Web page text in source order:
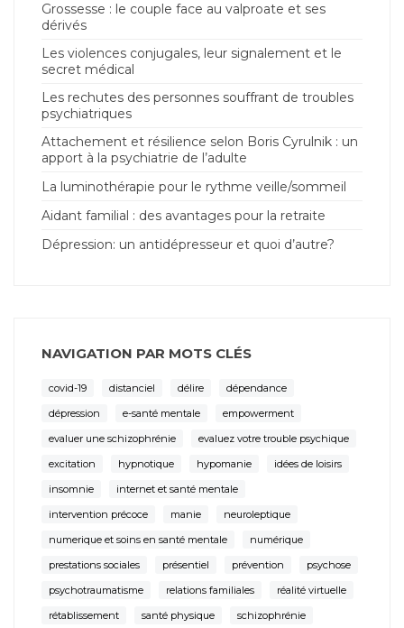
Grossesse : le couple face au valproate et ses
dérivés
Les violences conjugales, leur signalement et le
secret médical
Les rechutes des personnes souffrant de troubles
psychiatriques
Attachement et résilience selon Boris Cyrulnik : un
apport à la psychiatrie de l’adulte
La luminothérapie pour le rythme veille/sommeil
Aidant familial : des avantages pour la retraite
Dépression: un antidépresseur et quoi d’autre?
NAVIGATION PAR MOTS CLÉS
covid-19 distanciel délire
dépendance
dépression
e-santé mentale
empowerment
evaluer une schizophrénie
evaluez votre trouble psychique
excitation
hypnotique hypomanie
idées de loisirs
insomnie
internet et santé mentale
intervention précoce
manie
neuroleptique
numerique et soins en santé mentale
numérique
prestations sociales
présentiel prévention
psychose
psychotraumatisme
relations familiales
réalité virtuelle
rétablissement
santé physique
schizophrénie